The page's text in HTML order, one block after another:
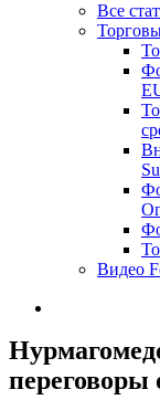
Все
Видео
переговоры